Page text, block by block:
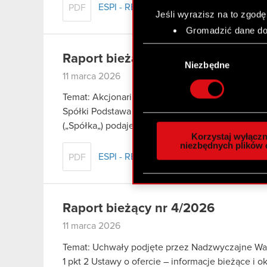
Jeśli wyrazisz na to
Gromadzić dane
Identyfikować
Dowiedz się więcej
szczegółów . W
Wykorzystujemy pliki
społecznościowym,
otrzymanymi od Ciebie
zgadasz się na używanie
Niezbędne
Korzystaj
niezbędnych plików
PDF ESPI - RB 6/2026
Raport bieżący nr 5/2026
11 marca 2026
Temat: Akcjonariusze posiadający co najmniej
Spółki Podstawa prawna: Art. 70 pkt 3 Ustawy o
(„Spółka„) podaje do wiadomości, że na…
PDF ESPI - RB 5/2026
Raport bieżący nr 4/2026
11 marca 2026
Temat: Uchwały podjęte przez Nadzwyczajne
1 pkt 2 Ustawy o ofercie – informacje bieżące i